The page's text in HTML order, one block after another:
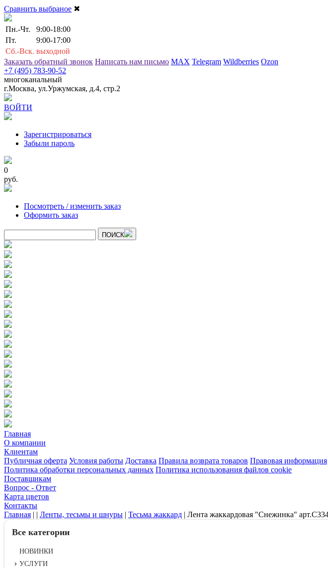
Сравнить выбраное ✖
Пн.-Чт.
9:00-18:00
Пт.
9:00-17:00
Сб.-Вск. выходной
Заказать обратный звонок Написать нам письмо MAX Telegram Wildberries Ozon
+7 (495) 783-90-52
многоканальный
г.Москва, ул.Уржумская, д.4, стр.2
ВОЙТИ
Зарегистрироваться
Забыли пароль
0
руб.
Посмотреть / изменить заказ
Оформить заказ
ПОИСК
Главная
О компании
Клиентам
Публичная оферта Условия работы Доставка Правила возврата товаров Правовая информация
Политика обработки персональных данных Политика использования файлов cookie
Поставщикам
Вопрос - Ответ
Карта цветов
Контакты
Главная | | Ленты, тесьмы и шнуры | Тесьма жаккард | Лента жаккардовая "Снежинка"
Все категории
НОВИНКИ
УСЛУГИ